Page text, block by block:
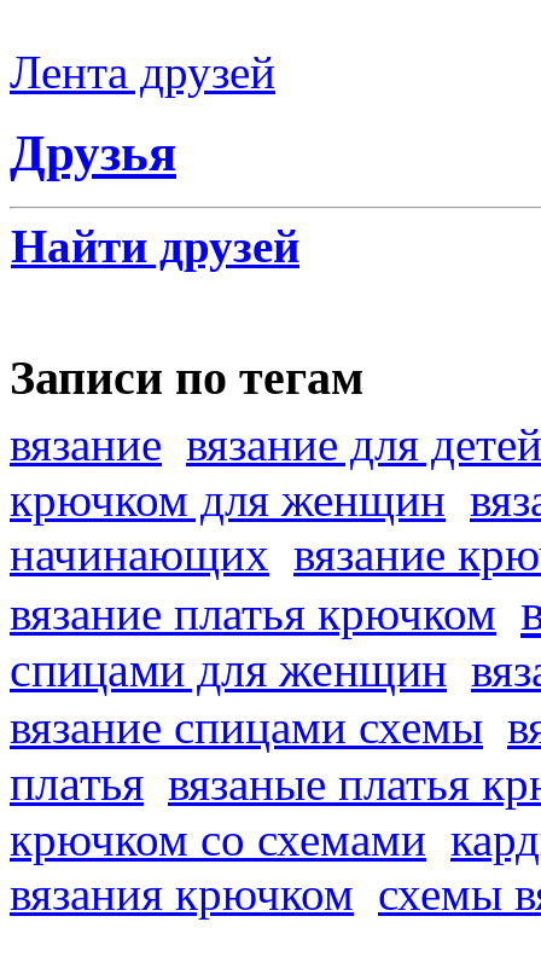
Лента друзей
Друзья
Найти друзей
Записи по тегам
вязание вязание для детей
крючком для женщин
начинающих вязание
вязание платья крючком
спицами для женщин
вязание спицами схемы
платья вязаные платья
крючком со схемами
вязания крючком схемы